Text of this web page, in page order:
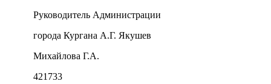
Руководитель Администрации
города Кургана А.Г. Якушев
Михайлова Г.А.
421733